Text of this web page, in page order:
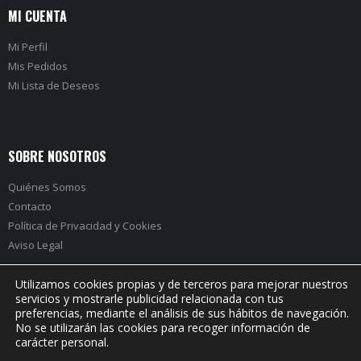
MI CUENTA
Mi Perfil
Mis Pedidos
Mi Lista de Deseos
SOBRE NOSOTROS
Quiénes Somos
Contacto
Política de Privacidad y Cookies
Aviso Legal
PRÓXIMO EVENTO:
Utilizamos cookies propias y de terceros para mejorar nuestros
servicios y mostrarle publicidad relacionada con tus
preferencias, mediante el análisis de sus hábitos de navegación.
No se utilizarán las cookies para recoger información de
carácter personal.